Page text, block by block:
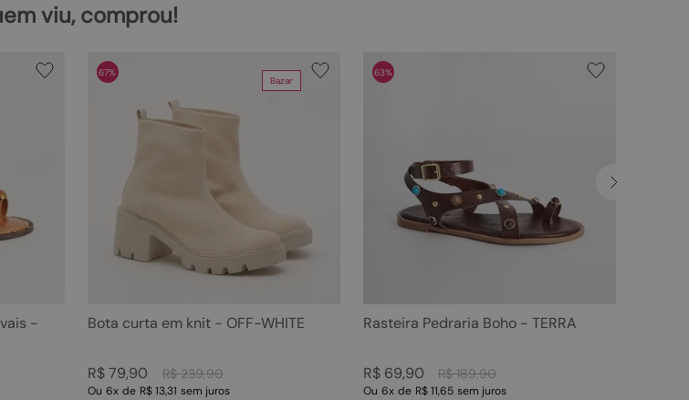
viu, comprou!
-
Bazar
67%
Bota curta em knit - OFF-WHITE
R$ 239,90
R$ 79,90
Ou 6x de R$ 13,31 sem juros
63%
Rasteira Pedraria Boho - TERRA
R$ 189,90
R$ 69,90
Ou 6x de R$ 11,65 sem juros